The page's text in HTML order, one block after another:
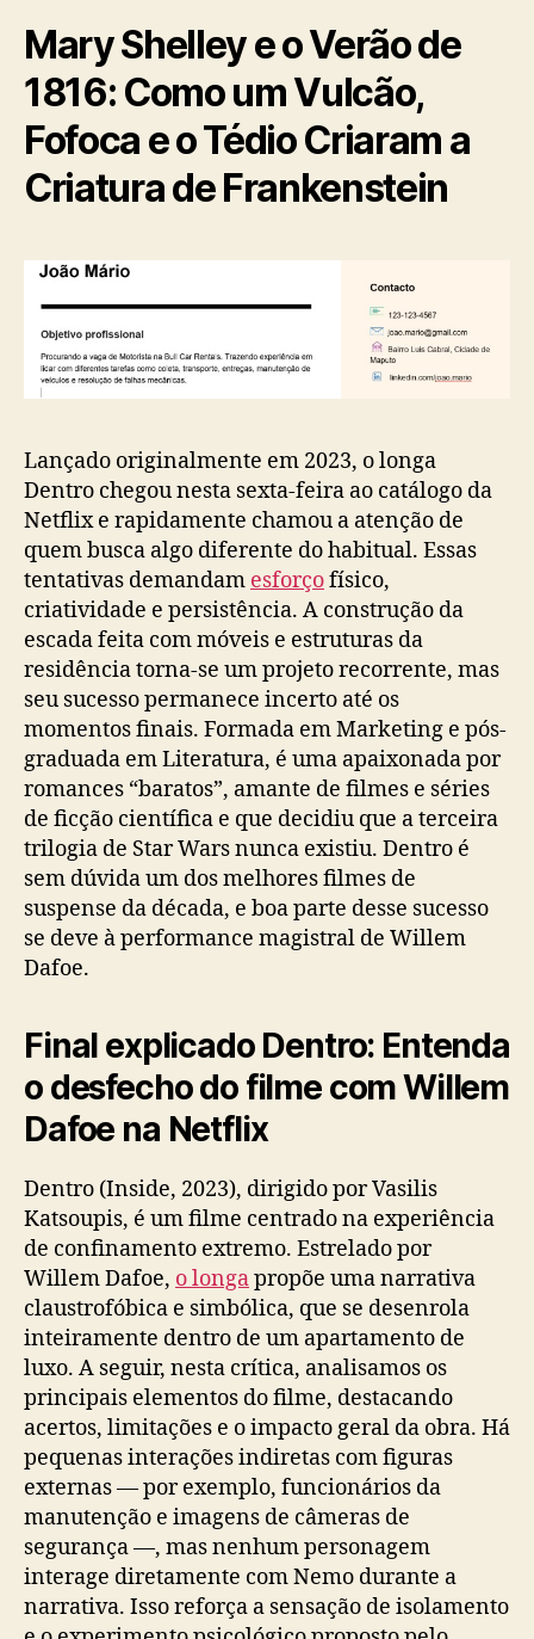
Mary Shelley e o Verão de
1816: Como um Vulcão,
Fofoca e o Tédio Criaram a
Criatura de Frankenstein
Lançado originalmente em 2023, o longa
Dentro chegou nesta sexta-feira ao catálogo da
Netflix e rapidamente chamou a atenção de
quem busca algo diferente do habitual. Essas
tentativas demandam esforçofísico,
criatividade e persistência. A construção da
escada feita com móveis e estruturas da
residência torna-se um projeto recorrente, mas
seu sucesso permanece incerto até os
momentos finais. Formada em Marketing e pós-
graduada em Literatura, é uma apaixonada por
romances “baratos”, amante de filmes e séries
de ficção científica e que decidiu que a terceira
trilogia de Star Wars nunca existiu. Dentro é
sem dúvida um dos melhores filmes de
suspense da década, e boa parte desse sucesso
se deve à performance magistral de Willem
Dafoe.
Final explicado Dentro: Entenda
o desfecho do filme com Willem
Dafoe na Netflix
Dentro (Inside, 2023), dirigido por Vasilis
Katsoupis, é um filme centrado na experiência
de confinamento extremo. Estrelado por
Willem Dafoe, o longapropõe uma narrativa
claustrofóbica e simbólica, que se desenrola
inteiramente dentro de um apartamento de
luxo. A seguir, nesta crítica, analisamos os
principais elementos do filme, destacando
acertos, limitações e o impacto geral da obra. Há
pequenas interações indiretas com figuras
externas — por exemplo, funcionários da
manutenção e imagens de câmeras de
segurança —, mas nenhum personagem
interage diretamente com Nemo durante a
narrativa. Isso reforça a sensação de isolamento